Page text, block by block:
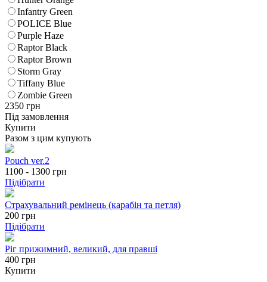
Infantry Green
POLICE Blue
Purple Haze
Raptor Black
Raptor Brown
Storm Gray
Tiffany Blue
Zombie Green
2350 грн
Під замовлення
Купити
Разом з цим купують
Pouch ver.2
1100 - 1300 грн
Підібрати
Страхувальний ремінець (карабін та петля)
200 грн
Підібрати
Ріг прижимний, великий, для правші
400 грн
Купити